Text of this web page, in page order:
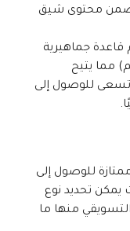
ضمن محتوى شيق
قاعدة جماهيرية
مما يتيح
تسعى للوصول إلى
للوصول إلى
يمكن تحديد نوع
منها ما